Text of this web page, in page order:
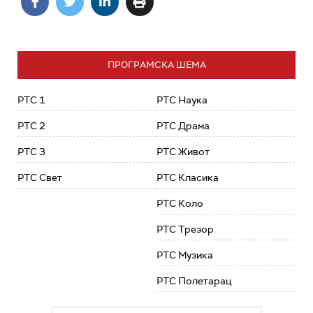
ПРОГРАМСКА ШЕМА
РТС 1
РТС 2
РТС 3
РТС Свет
РТС Наука
РТС Драма
РТС Живот
РТС Класика
РТС Коло
РТС Трезор
РТС Музика
РТС Полетарац